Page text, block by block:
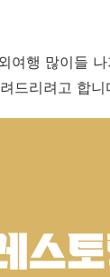
여행 많이들
드리려고 합니